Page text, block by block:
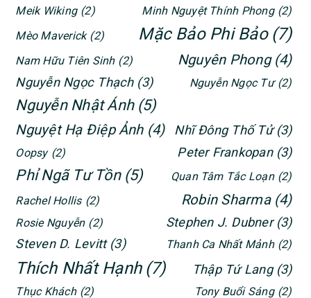
Meik Wiking (2) Minh Nguyệt Thính Phong (2)
Mèo Maverick (2) Mặc Bảo Phi Bảo (7)
Nam Hữu Tiên Sinh (2) Nguyên Phong (4)
Nguyễn Ngọc Thạch (3) Nguyễn Ngọc Tư (2)
Nguyễn Nhật Ánh (5)
Nguyệt Hạ Điệp Ảnh (4) Nhĩ Đông Thố Tử (3)
Oopsy (2) Peter Frankopan (3)
Phỉ Ngã Tư Tồn (5) Quan Tâm Tắc Loạn (2)
Rachel Hollis (2) Robin Sharma (4)
Rosie Nguyễn (2) Stephen J. Dubner (3)
Steven D. Levitt (3) Thanh Ca Nhất Mảnh (2)
Thích Nhất Hạnh (7) Thập Tứ Lang (3)
Thục Khách (2) Tony Buổi Sáng (2)